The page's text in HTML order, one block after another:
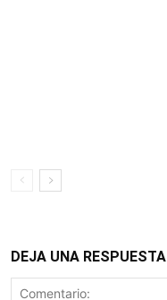
DEJA UNA RESPUESTA